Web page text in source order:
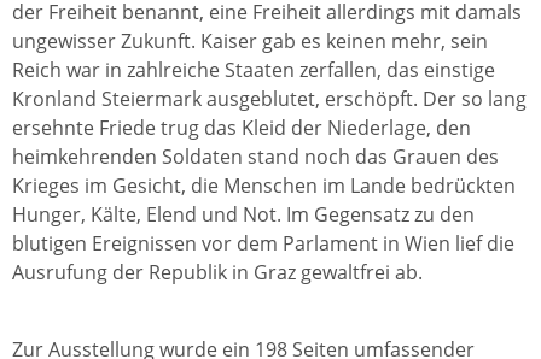
der Freiheit benannt, eine Freiheit allerdings mit damals
ungewisser Zukunft. Kaiser gab es keinen mehr, sein
Reich war in zahlreiche Staaten zerfallen, das einstige
Kronland Steiermark ausgeblutet, erschöpft. Der so lang
ersehnte Friede trug das Kleid der Niederlage, den
heimkehrenden Soldaten stand noch das Grauen des
Krieges im Gesicht, die Menschen im Lande bedrückten
Hunger, Kälte, Elend und Not. Im Gegensatz zu den
blutigen Ereignissen vor dem Parlament in Wien lief die
Ausrufung der Republik in Graz gewaltfrei ab.
Zur Ausstellung wurde ein 198 Seiten umfassender